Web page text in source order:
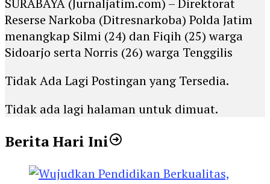
SURABAYA (Jurnaljatim.com) – Direktorat
Reserse Narkoba (Ditresnarkoba) Polda Jatim
menangkap Silmi (24) dan Fiqih (25) warga
Sidoarjo serta Norris (26) warga Tenggilis
Tidak Ada Lagi Postingan yang Tersedia.
Tidak ada lagi halaman untuk dimuat.
Berita Hari Ini